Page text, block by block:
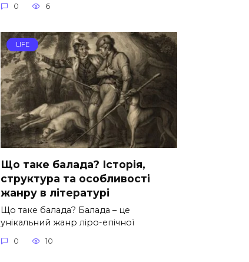
0 6
LIFE
Що таке балада? Історія,
структура та особливості
жанру в літературі
Що таке балада? Балада – це
унікальний жанр ліро-епічної
0 10